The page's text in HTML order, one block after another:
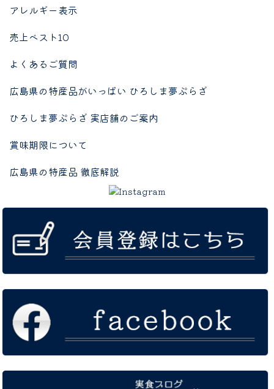
アレルギー表示
売上ベスト10
よくあるご質問
広島県の特産品がいっぱい ひろしま夢ぷらざ
ひろしま夢ぷらざ 実店舗のご案内
賞味期限について
広島県の特産品 徹底解説